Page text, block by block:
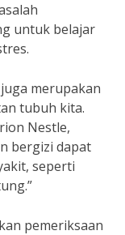
untuk belajar
merupakan
tubuh kita.
Nestle,
bergizi dapat
seperti
pemeriksaan